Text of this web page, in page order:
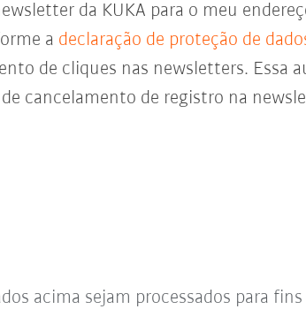
da KUKA para o meu
a declaração de proteção de
de cliques nas newsletters. Essa
cancelamento de registro na
acima sejam processados para